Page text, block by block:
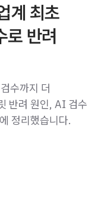
계 최초
로 반려
수까지 더
반려 원인, AI 검수
정리했습니다.